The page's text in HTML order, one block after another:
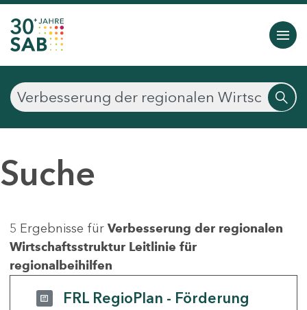
Suche
5 Ergebnisse für Verbesserung der regionalen
Wirtschaftsstruktur Leitlinie für
regionalbeihilfen
FRL RegioPlan - Förderung